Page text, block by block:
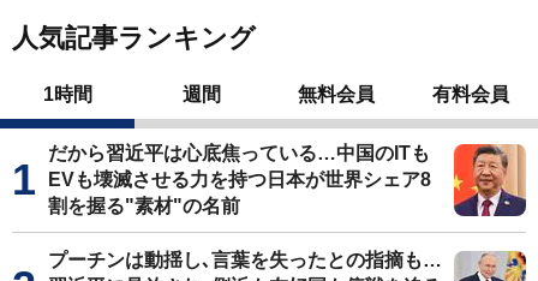
人気記事ランキング
1時間 週間 無料会員 有料会員
だから習近平は心底焦っている…中国のITも
EVも壊滅させる力を持つ日本が世界シェア8
割を握る"素材"の名前
プーチンは動揺し､言葉を失ったとの指摘も…